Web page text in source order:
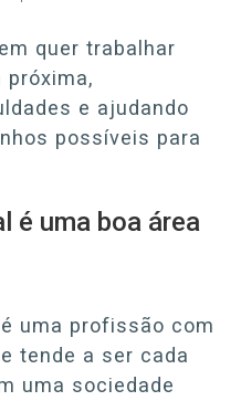
quer trabalhar
e ajudando
possíveis para
é uma boa área
uma profissão com
tende a ser cada
uma sociedade